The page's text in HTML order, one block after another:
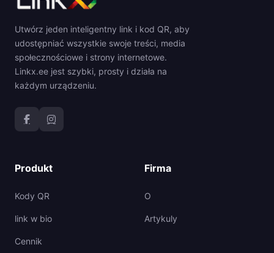
Utwórz jeden inteligentny link i kod QR, aby
udostępniać wszystkie swoje treści, media
społecznościowe i strony internetowe.
Linkx.ee jest szybki, prosty i działa na
każdym urządzeniu.
Produkt
Kody QR
link w bio
Cennik
Firma
O
Artykuly